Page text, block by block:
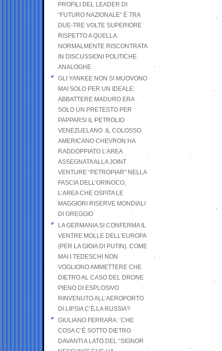
PROFILI DEL LEADER DI
“FUTURO NAZIONALE” È TRA
DUE-TRE VOLTE SUPERIORE
RISPETTO A QUELLA
NORMALMENTE RISCONTRATA
IN DISCUSSIONI POLITICHE
ANALOGHE
GLI YANKEE NON SI MUOVONO
MAI SOLO PER UN IDEALE:
ABBATTERE MADURO ERA
SOLO UN PRETESTO PER
PAPPARSI IL PETROLIO
VENEZUELANO .IL COLOSSO
AMERICANO CHEVRON HA
RADDOPPIATO L’AREA
ASSEGNATA ALLA JOINT
VENTURE “PETROPIAR” NELLA
FASCIA DELL’ORINOCO,
L’AREA CHE OSPITA LE
MAGGIORI RISERVE MONDIALI
DI GREGGIO
LA GERMANIA SI CONFERMA IL
VENTRE MOLLE DELL’EUROPA
(PER LA GIOIA DI PUTIN). COME
MAI I TEDESCHI NON
VOGLIONO AMMETTERE CHE
DIETRO AL CASO DEL DRONE
PIENO DI ESPLOSIVO
RINVENUTO ALL’AEROPORTO
DI LIPSIA C’È LA RUSSIA?
GIULIANO FERRARA: ’CHE
COSA C’È SOTTO DIETRO
DAVANTI A LATO DEL “SIGNOR